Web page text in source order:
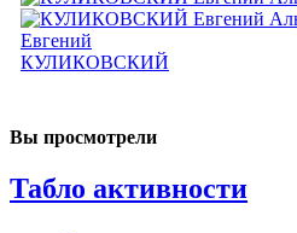
Евгений
КУЛИКОВСКИЙ
Вы просмотрели
Табло активности